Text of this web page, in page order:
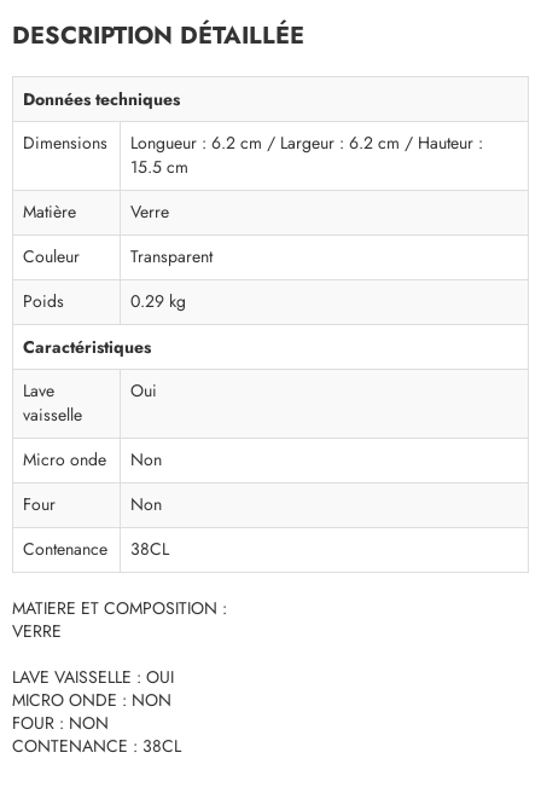
DESCRIPTION DÉTAILLÉE
Données techniques
Dimensions
Longueur : 6.2 cm / Largeur : 6.2 cm / Hauteur :
15.5 cm
Matière
Verre
Couleur
Transparent
Poids
0.29 kg
Caractéristiques
Lave
vaisselle
Oui
Micro onde
Non
Four
Non
Contenance
38CL
MATIERE ET COMPOSITION :
VERRE
LAVE VAISSELLE : OUI
MICRO ONDE : NON
FOUR : NON
CONTENANCE : 38CL